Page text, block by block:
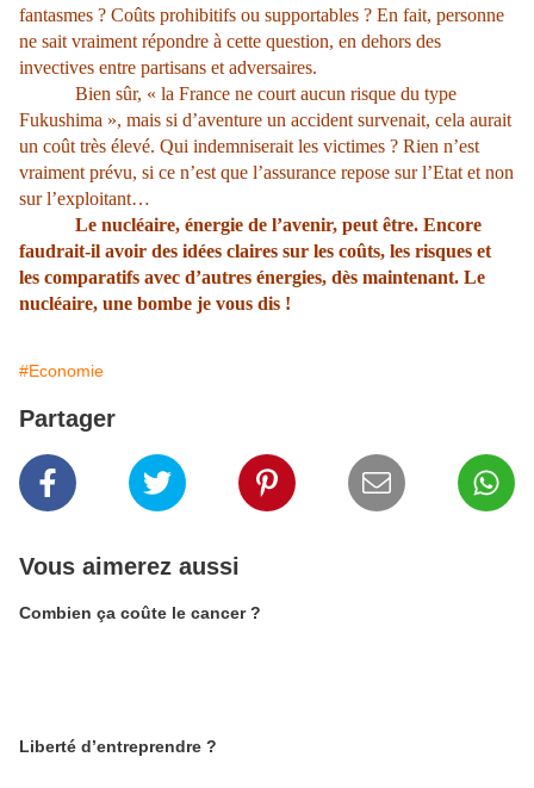
fantasmes ? Coûts prohibitifs ou supportables ? En fait, personne
ne sait vraiment répondre à cette question, en dehors des
invectives entre partisans et adversaires.
Bien sûr, « la France ne court aucun risque du type
Fukushima », mais si d’aventure un accident survenait, cela aurait
un coût très élevé. Qui indemniserait les victimes ? Rien n’est
vraiment prévu, si ce n’est que l’assurance repose sur l’Etat et non
sur l’exploitant…
Le nucléaire, énergie de l’avenir, peut être. Encore
faudrait-il avoir des idées claires sur les coûts, les risques et
les comparatifs avec d’autres énergies, dès maintenant. Le
nucléaire, une bombe je vous dis !
#Economie
Partager
Vous aimerez aussi
Combien ça coûte le cancer ?
Liberté d’entreprendre ?